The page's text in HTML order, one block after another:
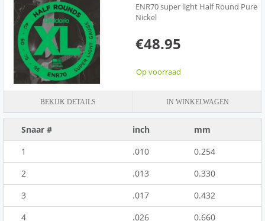
ENR70 super light Half Round Pure
Nickel
€48.95
Op voorraad
BEKIJK DETAILS IN WINKELWAGEN
Snaar # inch
mm
1
.010
0.254
2
.013
0.330
3
.017
0.432
4
.026 0.660